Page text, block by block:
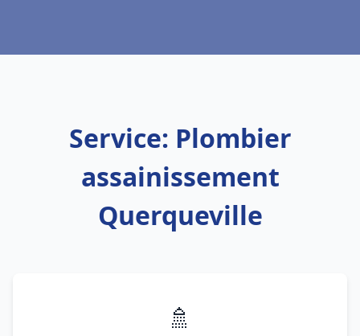
Service: Plombier
assainissement
Querqueville
🚿